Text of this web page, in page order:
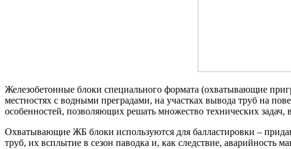
Железобетонные блоки специального формата (охватывающие
местностях с водными преградами, на участках вывода труб на
особенностей, позволяющих решать множество технических
Охватывающие ЖБ блоки используются для балластировки –
труб, их всплытие в сезон паводка и, как следствие, аварийность